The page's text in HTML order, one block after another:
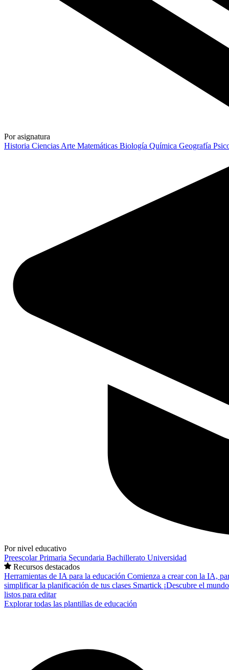
Por asignatura
Historia Ciencias Arte Matemáticas Biología Química Geografía
Por nivel educativo
PreescolarPrimaria Secundaria Bachillerato Universidad
Recursos destacados
Herramientas de IA para la educación Comienza a crear con la IA,
simplificar la planificación de tus clases Smartick ¡Descubre el
listos para editar
Explorar todas las plantillas de educación